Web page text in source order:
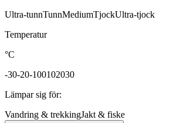
Ultra-tunnTunnMediumTjockUltra-tjock
Temperatur
°C
-30-20-100102030
Lämpar sig för:
Vandring & trekkingJakt & fiske